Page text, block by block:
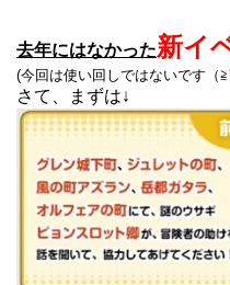
去年にはなかった新イ
(今回は使い回しではないです（
さて、まずは↓